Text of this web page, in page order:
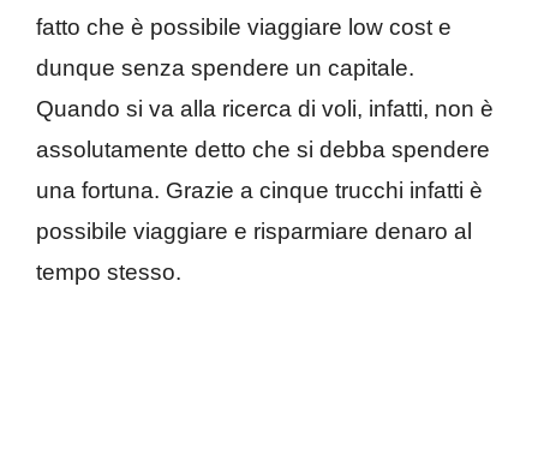
fatto che è possibile viaggiare low cost e
dunque senza spendere un capitale.
Quando si va alla ricerca di voli, infatti, non è
assolutamente detto che si debba spendere
una fortuna. Grazie a cinque trucchi infatti è
possibile viaggiare e risparmiare denaro al
tempo stesso.